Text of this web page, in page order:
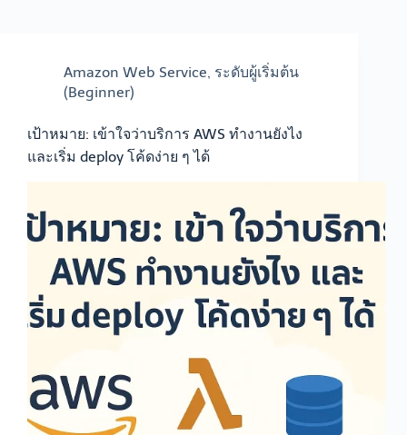
Amazon Web Service, ระดับผู้เริ่มต้น
(Beginner)
เป้าหมาย: เข้าใจว่าบริการ AWS ทำงานยังไง
และเริ่ม deploy โค้ดง่าย ๆ ได้